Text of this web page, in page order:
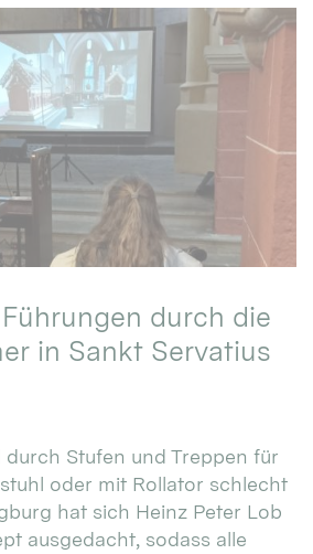
durch die
in Sankt Servatius
Stufen und Treppen für
oder mit Rollator schlecht
hat sich Heinz Peter Lob
ausgedacht, sodass alle